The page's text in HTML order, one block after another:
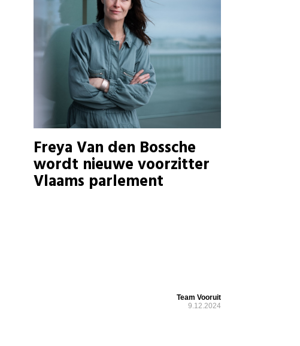
Freya Van den Bossche
wordt nieuwe voorzitter
Vlaams parlement
Team Vooruit
9.12.2024